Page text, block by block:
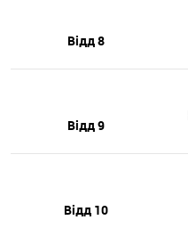
Відд 8
Відд 9
Відд 10